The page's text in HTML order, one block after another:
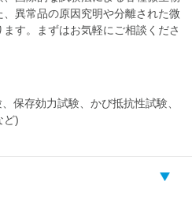
異常品の原因究明や分離された微
す。まずはお気軽にご相談くださ
保存効力試験、かび抵抗性試験、
ど)